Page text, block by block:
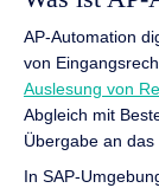
AP-Automation
von
Auslesung von
Abgleich mit
Übergabe an das
In SAP-